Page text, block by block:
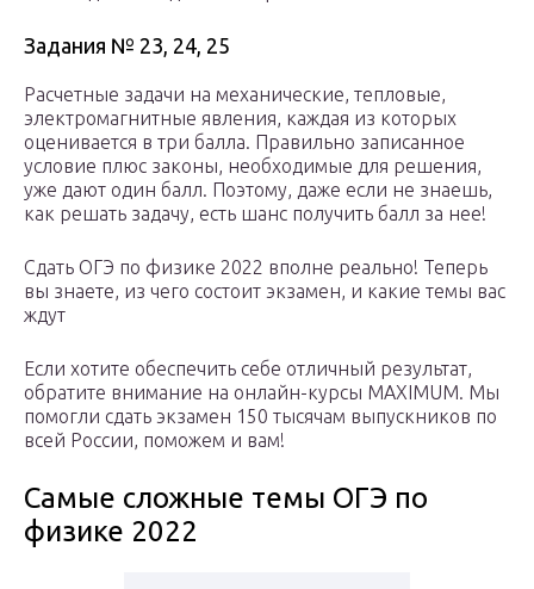
Задания № 23, 24, 25
Расчетные задачи на механические, тепловые,
электромагнитные явления, каждая из которых
оценивается в три балла. Правильно записанное
условие плюс законы, необходимые для решения,
уже дают один балл. Поэтому, даже если не знаешь,
как решать задачу, есть шанс получить балл за нее!
Сдать ОГЭ по физике 2022 вполне реально! Теперь
вы знаете, из чего состоит экзамен, и какие темы вас
ждут
Если хотите обеспечить себе отличный результат,
обратите внимание на онлайн-курсы MAXIMUM. Мы
помогли сдать экзамен 150 тысячам выпускников по
всей России, поможем и вам!
Самые сложные темы ОГЭ по
физике 2022